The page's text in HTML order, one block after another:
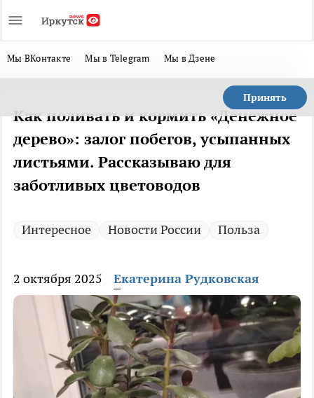
Мы ВКонтакте Мы в Telegram Мы в Дзене
Принять
Как поливать и кормить «Денежное
дерево»: залог побегов, усыпанных
листьями. Рассказываю для
заботливых цветоводов
Интересное Новости России Польза
2 октября 2025 Екатерина Рудковская